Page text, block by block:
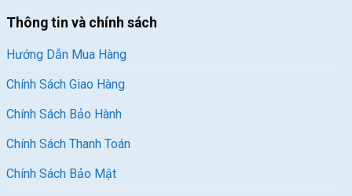
Thông tin và chính sách
Hướng Dẫn Mua Hàng
Chính Sách Giao Hàng
Chính Sách Bảo Hành
Chính Sách Thanh Toán
Chính Sách Bảo Mật